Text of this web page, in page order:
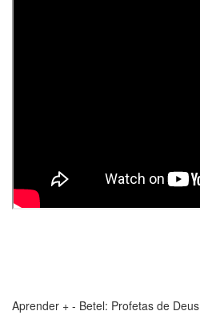
Aprender + - Betel: Profetas de Deus